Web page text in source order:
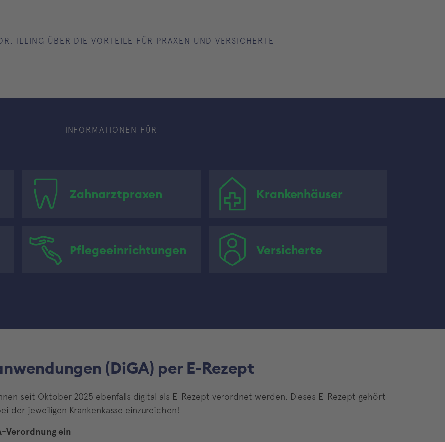
ILLING ÜBER DIE VORTEILE FÜR PRAXEN UND VERSICHERTE
INFORMATIONEN FÜR
Zahnarztpraxen Krankenhäuser
Pflegeeinrichtungen Versicherte
(DiGA) per E-Rezept
seit Oktober 2025 ebenfalls digital als E-Rezept verordnet werden. Dieses E-Rezept gehört
der jeweiligen Krankenkasse einzureichen!
Verordnung ein